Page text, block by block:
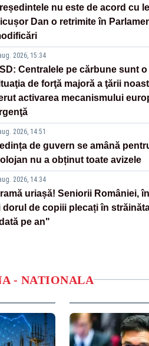
nu este de acord cu
Dan o retrimite în
2026, 15:34
Centralele pe cărbune sunt
de forţă majoră a ţării
activarea mecanismului
2026, 14:51
de guvern se amână
nu a obținut toate avizele
2026, 14:34
uriașă! Seniorii României,
dorul de copiii plecați în
pe an"
- NATIONALA